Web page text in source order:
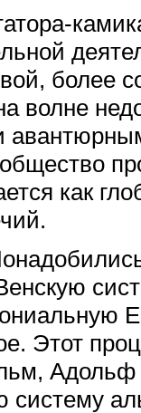
более
волне
как
Этот